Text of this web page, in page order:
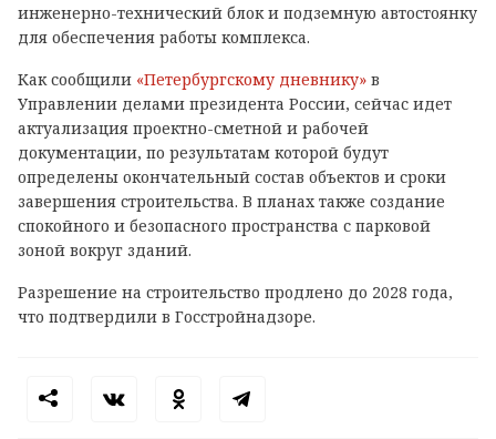
инженерно-технический блок и подземную автостоянку
для обеспечения работы комплекса.
Как сообщили «Петербургскому дневнику» в
Управлении делами президента России, сейчас идет
актуализация проектно-сметной и рабочей
документации, по результатам которой будут
определены окончательный состав объектов и сроки
завершения строительства. В планах также создание
спокойного и безопасного пространства с парковой
зоной вокруг зданий.
Разрешение на строительство продлено до 2028 года,
что подтвердили в Госстройнадзоре.